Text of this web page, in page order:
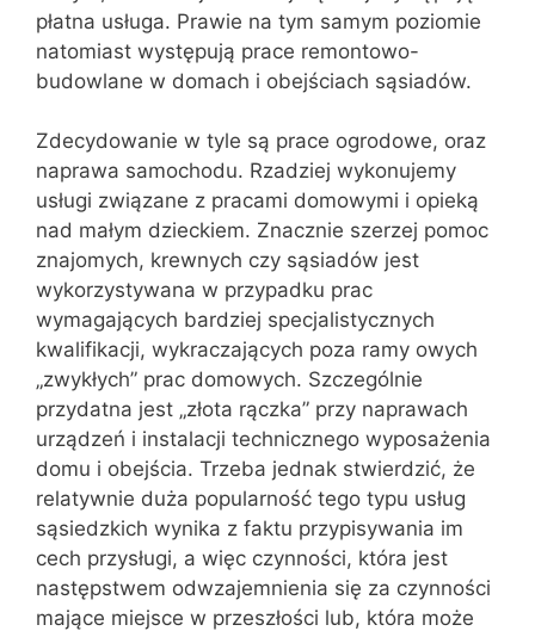
płatna usługa. Prawie na tym samym poziomie
natomiast występują prace remontowo-
budowlane w domach i obejściach sąsiadów.
Zdecydowanie w tyle są prace ogrodowe, oraz
naprawa samochodu. Rzadziej wykonujemy
usługi związane z pracami domowymi i opieką
nad małym dzieckiem. Znacznie szerzej pomoc
znajomych, krewnych czy sąsiadów jest
wykorzystywana w przypadku prac
wymagających bardziej specjalistycznych
kwalifikacji, wykraczających poza ramy owych
„zwykłych” prac domowych. Szczególnie
przydatna jest „złota rączka” przy naprawach
urządzeń i instalacji technicznego wyposażenia
domu i obejścia. Trzeba jednak stwierdzić, że
relatywnie duża popularność tego typu usług
sąsiedzkich wynika z faktu przypisywania im
cech przysługi, a więc czynności, która jest
następstwem odwzajemnienia się za czynności
mające miejsce w przeszłości lub, która może